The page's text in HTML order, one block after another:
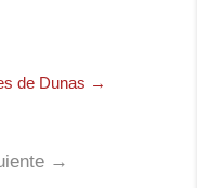
de Dunas →
→